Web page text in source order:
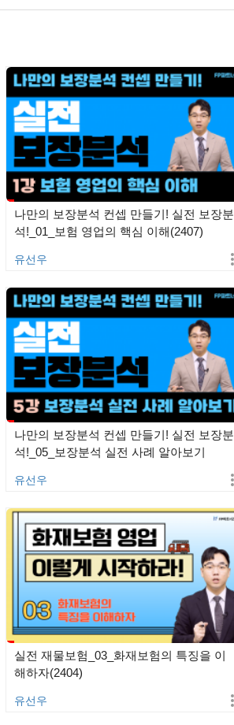
나만의 보장분석 컨셉 만들기! 실전 보장분
석!_01_보험 영업의 핵심 이해(2407)
유선우
나만의 보장분석 컨셉 만들기! 실전 보장분
석!_05_보장분석 실전 사례 알아보기
유선우
실전 재물보험_03_화재보험의 특징을 이
해하자(2404)
유선우